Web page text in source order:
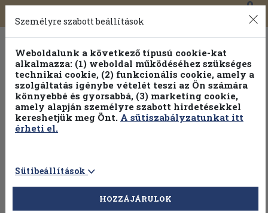
Toggle
navigation
0
Vissza az előző oldalra
Személyre szabott beállítások
Weboldalunk a következő típusú cookie-kat
alkalmazza: (1) weboldal működéséhez szükséges
technikai cookie, (2) funkcionális cookie, amely a
szolgáltatás igénybe vételét teszi az Ön számára
könnyebbé és gyorsabbá, (3) marketing cookie,
amely alapján személyre szabott hirdetésekkel
kereshetjük meg Önt. A sütiszabályzatunkat itt
érheti el.
Sütibeállítások
HOZZÁJÁRULOK